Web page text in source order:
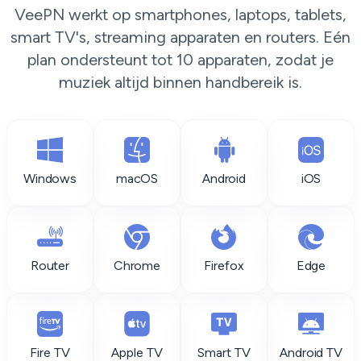
VeePN werkt op smartphones, laptops, tablets,
smart TV's, streaming apparaten en routers. Eén
plan ondersteunt tot 10 apparaten, zodat je
muziek altijd binnen handbereik is.
Windows macOS Android iOS
Router Chrome Firefox Edge
Fire TV Apple TV Smart TV Android TV